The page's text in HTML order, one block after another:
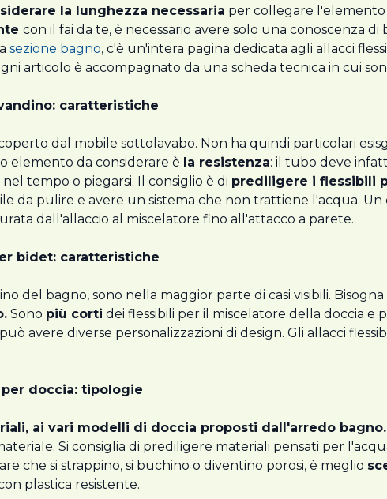
la lunghezza necessaria per collegare l'elemento
con il fai da te, è necessario avere solo una conoscenza di
sezione bagno, c'è un'intera pagina dedicata agli allacci
articolo è accompagnato da una scheda tecnica in cui
caratteristiche
dal mobile sottolavabo. Non ha quindi particolari
elemento da considerare è la resistenza: il tubo deve
tempo o piegarsi. Il consiglio è di prediligere i flessibili
da pulire e avere un sistema che non trattiene l'acqua.
dall'allaccio al miscelatore fino all'attacco a parete.
bidet: caratteristiche
del bagno, sono nella maggior parte di casi visibili.
Sono più corti dei flessibili per il miscelatore della doccia e
avere diverse personalizzazioni di design. Gli allacci
doccia: tipologie
ai vari modelli di doccia proposti dall'arredo bagno.
Si consiglia di prediligere materiali pensati per
che si strappino, si buchino o diventino porosi, è meglio
plastica resistente.